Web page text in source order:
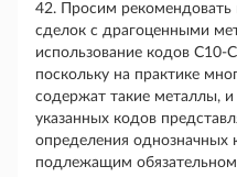
42. Просим
сделок с драгоценными
использование кодов
поскольку на практике
содержат такие металлы,
указанных кодов
определения однозначных
подлежащим